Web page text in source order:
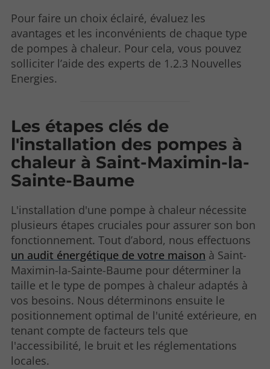
Pour faire un choix éclairé, évaluez les
avantages et les inconvénients de chaque type
de pompes à chaleur. Pour cela, vous pouvez
solliciter l’aide des experts de 1.2.3 Nouvelles
Energies.
Les étapes clés de
l'installation des pompes à
chaleur à Saint-Maximin-la-
Sainte-Baume
L'installation d'une pompe à chaleur nécessite
plusieurs étapes cruciales pour assurer son bon
fonctionnement. Tout d’abord, nous effectuons
un audit énergétique de votre maison à Saint-
Maximin-la-Sainte-Baume pour déterminer la
taille et le type de pompes à chaleur adaptés à
vos besoins. Nous déterminons ensuite le
positionnement optimal de l'unité extérieure, en
tenant compte de facteurs tels que
l'accessibilité, le bruit et les réglementations
locales.